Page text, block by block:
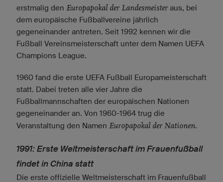
erstmalig den Europapokal der Landesmeister aus, bei
dem europäische Fußballvereine jährlich
gegeneinander antreten. Seit 1992 kennen wir die
Fußball Vereinsmeisterschaft unter dem Namen UEFA
Champions League.
1960 fand die erste UEFA Fußball Europameisterschaft
statt. Dabei treten alle vier Jahre die
Fußballmannschaften der europäischen Nationen
gegeneinander an. Von 1960-1964 trug die
Veranstaltung den Namen Europapokal der Nationen.
1991: Erste Weltmeisterschaft im Frauenfußball
findet in China statt
Die erste offizielle Weltmeisterschaft im Frauenfußball